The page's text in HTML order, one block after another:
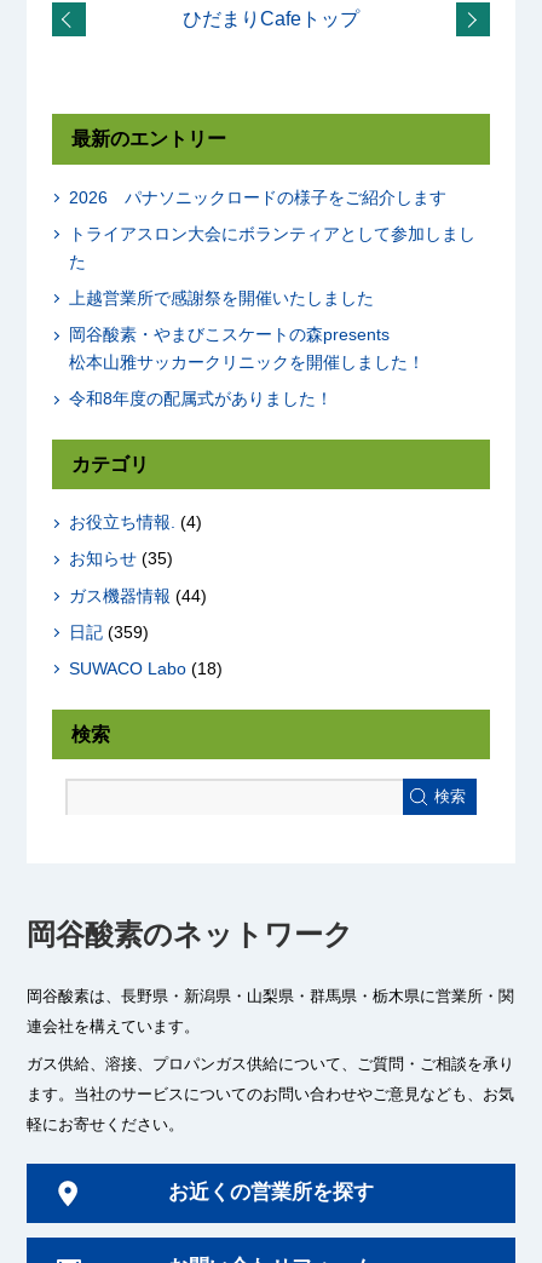
ひだまりCafeトップ
最新のエントリー
2026 パナソニックロードの様子をご紹介します
トライアスロン大会にボランティアとして参加しまし
た
上越営業所で感謝祭を開催いたしました
岡谷酸素・やまびこスケートの森presents
松本山雅サッカークリニックを開催しました！
令和8年度の配属式がありました！
カテゴリ
お役立ち情報. (4)
お知らせ(35)
ガス機器情報 (44)
日記(359)
SUWACO Labo(18)
検索
検索
岡谷酸素のネットワーク
岡谷酸素は、長野県・新潟県・山梨県・群馬県・栃木県に営業所・関
連会社を構えています。
ガス供給、溶接、プロパンガス供給について、ご質問・ご相談を承り
ます。 当社のサービスについてのお問い合わせやご意見なども、お気
軽にお寄せください。
お近くの営業所を探す